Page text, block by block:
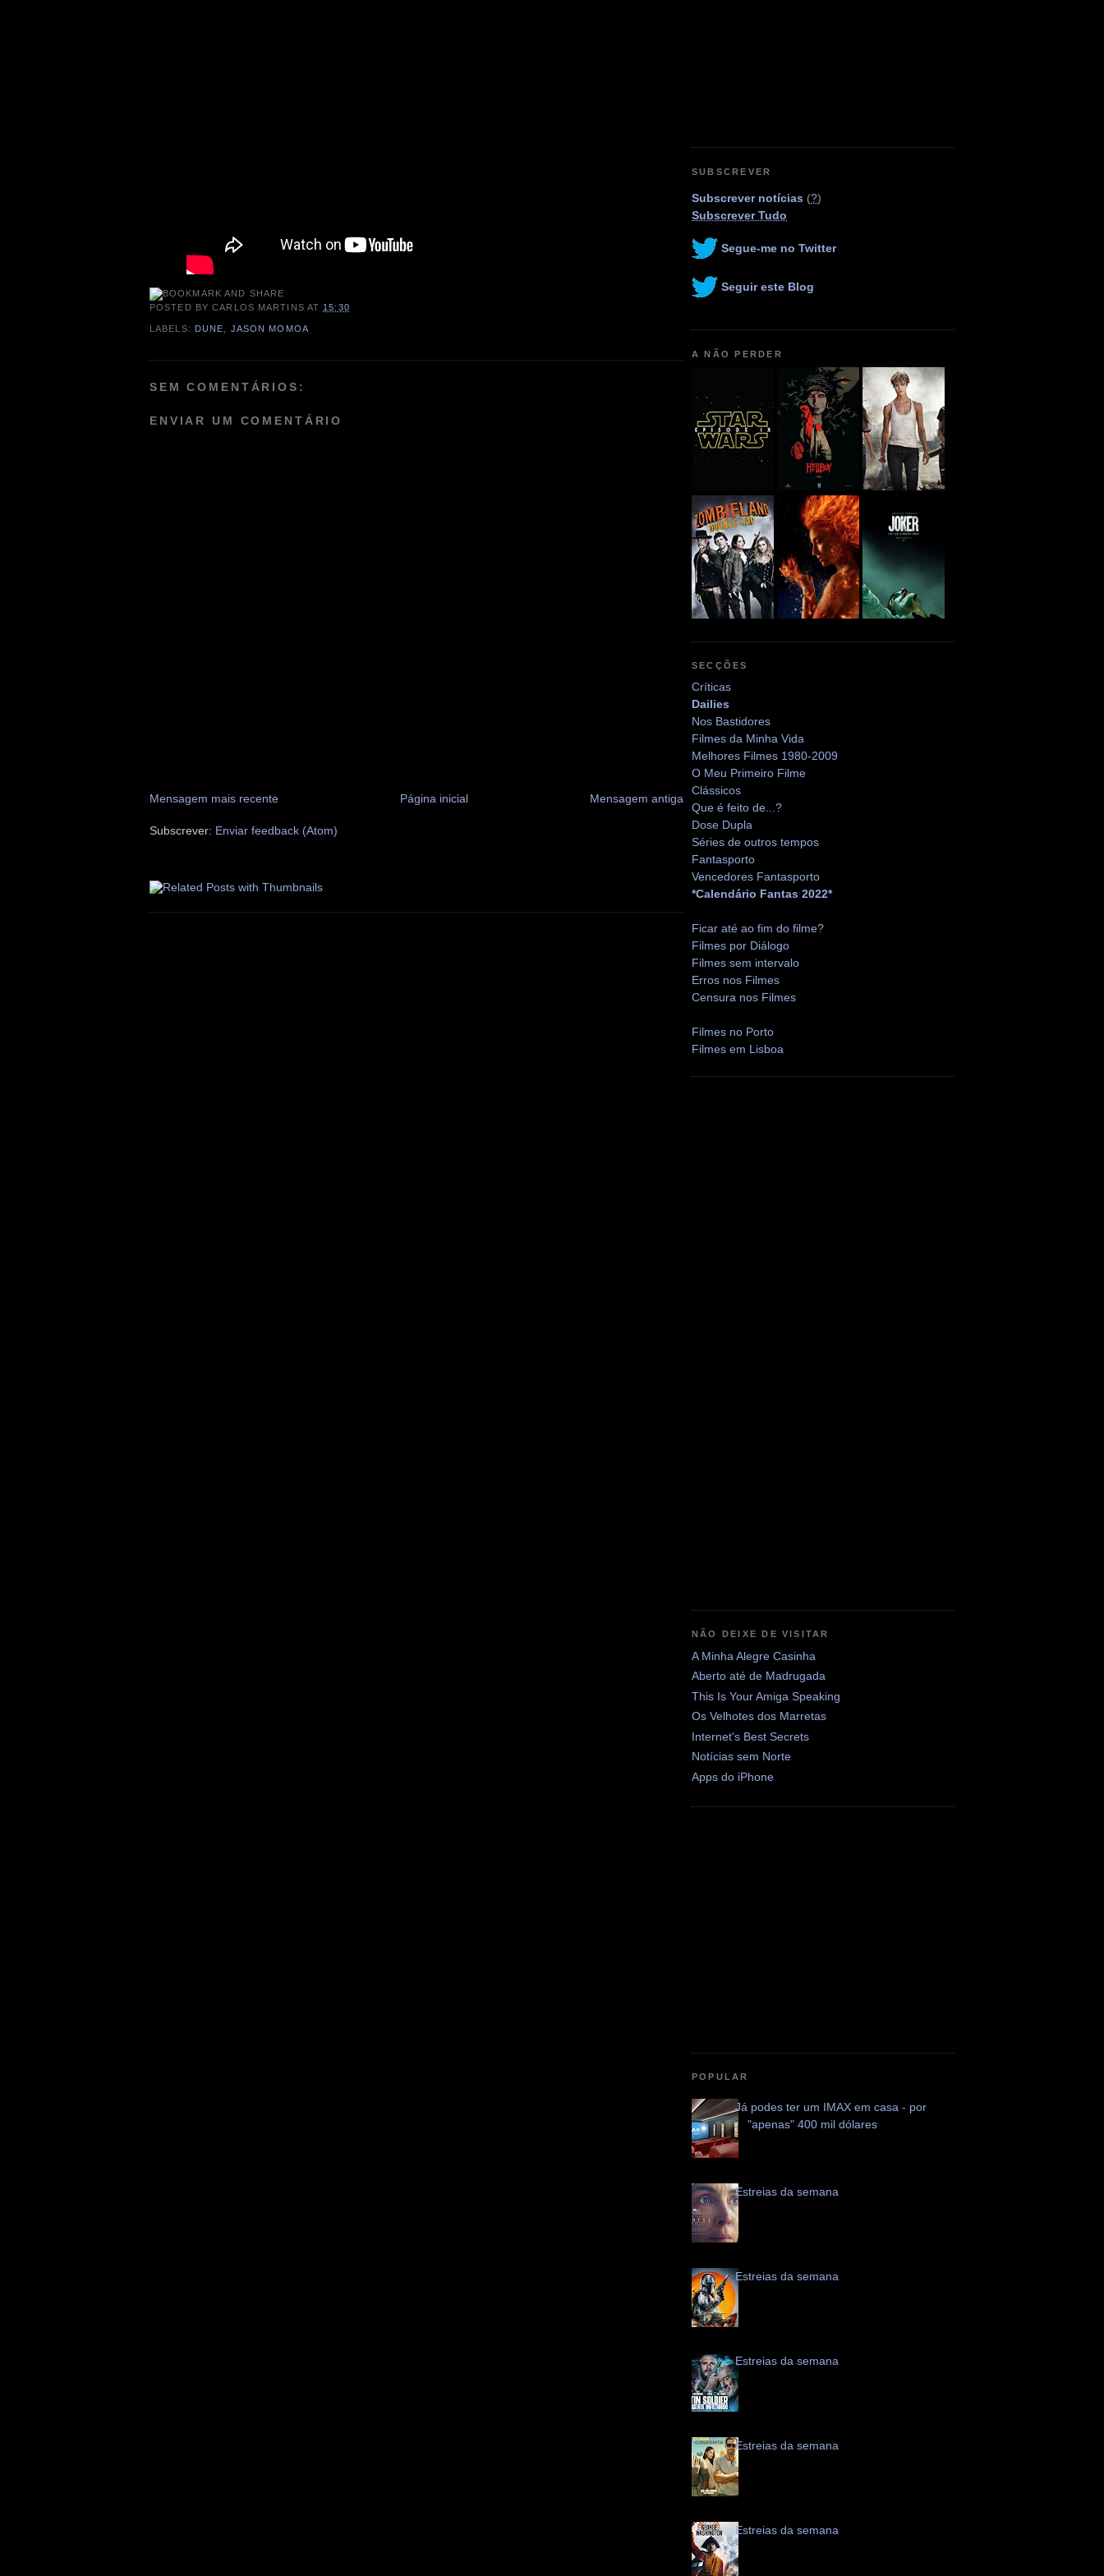
POSTED BYCARLOS MARTINS AT 15:30
LABELS: DUNE JASON MOMOA
SEM COMENTÁRIOS:
ENVIAR UM COMENTÁRIO
Mensagem mais recente Mensagem antiga
Página inicial
Subscrever: Enviar feedback (Atom)
SUBSCREVER
Subscrever notícias (?)
Subscrever Tudo
Segue-me no Twitter
Seguir este Blog
A NÃO PERDER
SECÇÕES
Críticas
Dailies
Nos Bastidores
Filmes da Minha Vida
Melhores Filmes 1980-2009
O Meu Primeiro Filme
Clássicos
Que é feito de...?
Dose Dupla
Séries de outros tempos
Fantasporto
Vencedores Fantasporto
*Calendário Fantas 2022*
Ficar até ao fim do filme?
Filmes por Diálogo
Filmes sem intervalo
Erros nos Filmes
Censura nos Filmes
Filmes no Porto
Filmes em Lisboa
NÃO DEIXE DE VISITAR
A Minha Alegre Casinha
Aberto até de Madrugada
This Is Your Amiga Speaking
Os Velhotes dos Marretas
Internet's Best Secrets
Notícias sem Norte
Apps do iPhone
POPULAR
Já podes ter um IMAX em casa - por
"apenas" 400 mil dólares
Estreias da semana
Estreias da semana
Estreias da semana
Estreias da semana
Estreias da semana